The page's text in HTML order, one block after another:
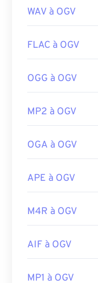
WAV à OGV
FLAC à OGV
OGG à OGV
MP2 à OGV
OGA à OGV
APE à OGV
M4R à OGV
AIF à OGV
MP1 à OGV